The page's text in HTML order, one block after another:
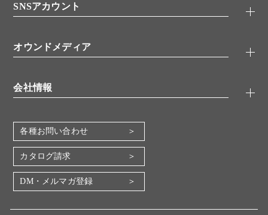
分子生物
バイオメディカル(環境・食品)
機器・消耗品
アプリケーションノート
書類ダウンロード
SNSアカウント
YouTube
オウンドメディア
会社情報
会社概要
地図・アクセス（本社）
IR情報
電子公告
各種お問い合わせ
カタログ請求
DM・メルマガ登録